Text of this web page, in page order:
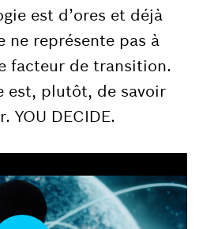
est d’ores et déjà
ne représente pas à
facteur de transition.
est, plutôt, de savoir
YOU DECIDE.